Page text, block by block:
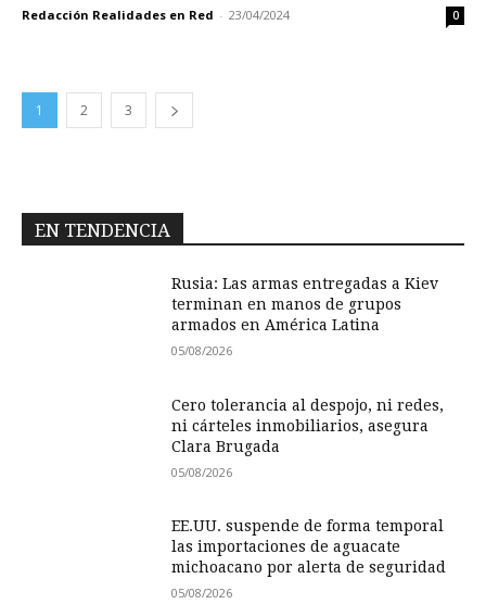
Redacción Realidades en Red - 23/04/2024 0
1 2 3
EN TENDENCIA
Rusia: Las armas entregadas a Kiev
terminan en manos de grupos
armados en América Latina
05/08/2026
Cero tolerancia al despojo, ni redes,
ni cárteles inmobiliarios, asegura
Clara Brugada
05/08/2026
EE.UU. suspende de forma temporal
las importaciones de aguacate
michoacano por alerta de seguridad
05/08/2026